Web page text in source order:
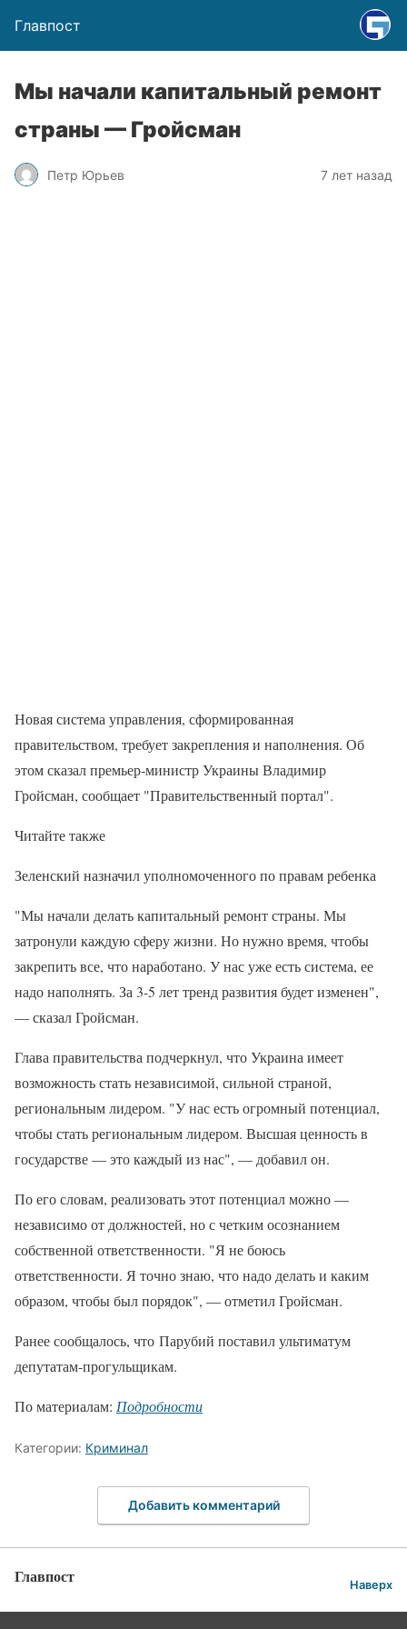
Главпост
Мы начали капитальный ремонт
страны — Гройсман
Петр Юрьев 7 лет назад
Новая система управления, сформированная
правительством, требует закрепления и наполнения. Об
этом сказал премьер-министр Украины Владимир
Гройсман, сообщает "Правительственный портал".
Читайте также
Зеленский назначил уполномоченного по правам ребенка
"Мы начали делать капитальный ремонт страны. Мы
затронули каждую сферу жизни. Но нужно время, чтобы
закрепить все, что наработано. У нас уже есть система, ее
надо наполнять. За 3-5 лет тренд развития будет изменен",
— сказал Гройсман.
Глава правительства подчеркнул, что Украина имеет
возможность стать независимой, сильной страной,
региональным лидером. "У нас есть огромный потенциал,
чтобы стать региональным лидером. Высшая ценность в
государстве — это каждый из нас", — добавил он.
По его словам, реализовать этот потенциал можно —
независимо от должностей, но с четким осознанием
собственной ответственности. "Я не боюсь
ответственности. Я точно знаю, что надо делать и каким
образом, чтобы был порядок", — отметил Гройсман.
Ранее сообщалось, что Парубий поставил ультиматум
депутатам-прогульщикам.
По материалам: Подробности
Категории: Криминал
Добавить комментарий
Главпост Наверх